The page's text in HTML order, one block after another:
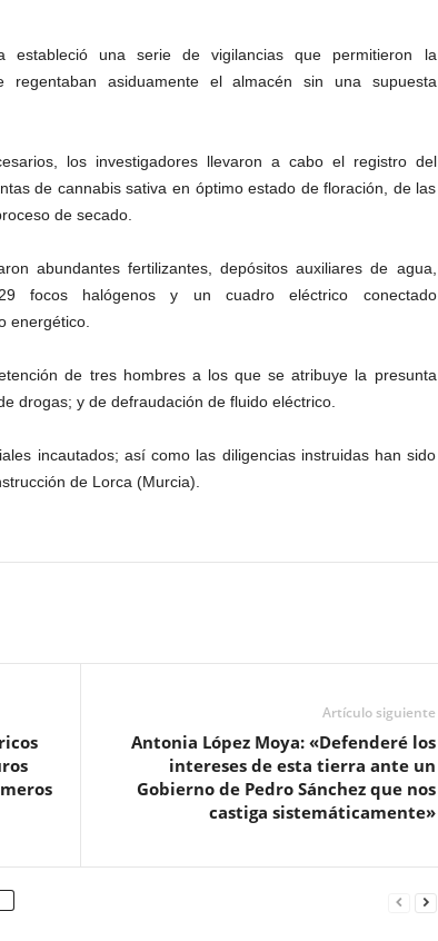
estableció una serie de vigilancias que permitieron la
regentaban asiduamente el almacén sin una supuesta
los investigadores llevaron a cabo el registro del
de cannabis sativa en óptimo estado de floración, de las
de secado.
abundantes fertilizantes, depósitos auxiliares de agua,
focos halógenos y un cuadro eléctrico conectado
energético.
de tres hombres a los que se atribuye la presunta
drogas; y de defraudación de fluido eléctrico.
incautados; así como las diligencias instruidas han sido
de Lorca (Murcia).
Artículo siguiente
Antonia López Moya: «Defenderé los
intereses de esta tierra ante un
Gobierno de Pedro Sánchez que nos
castiga sistemáticamente»